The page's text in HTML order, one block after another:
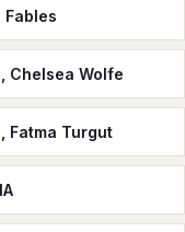
Fables
Chelsea Wolfe
Fatma Turgut